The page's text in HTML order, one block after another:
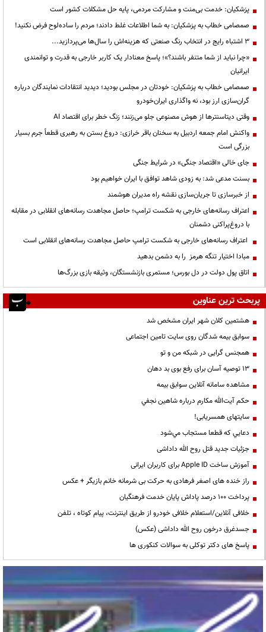
پزشکیان: خدمت بی‌منت و مشارکت مردمی، پایه حل مشکلات کشور است
صمصامی خطاب به پزشکیان: به شما اطلاعات غلط دادند؛ مردم را ساده‌لوح فرض نکنید!
3 اشتباه رایج در انتخاب رنگ صنعتی که هزینه‌اش را سال‌ها می‌پردازید...
«چرا نباید از شما متنفر باشند؟»؛ پاسخ معنادار یک کاربر خارجی به قدرت و توانمندی
ایرانیان
صمصامی خطاب به پزشکیان: خودتان در مجلس بودید؛ دیدید انتقادات نمایندگان درباره
گران‌سازی ارز بود، نه واگذاری ایران‌خودرو
وقتی دیتاسنترها از هوش مصنوعی جلو می‌زنند؛ زنگ خطر برای اقتصاد AI
واکنش امام جمعه اردبیل به سخنان باقر خرازی: دروغ بستن به رهبری قطعاً جرم بسیار
بزرگی است
جای خالی «اقتصاد جنگی» در شرایط جنگی
بسنت مدعی شد: به زودی شاهد توافق با ایران خواهیم بود
از خبرسازی تا جریان‌سازی نقشه راه مدیران هوشمند
اعتراف رسانه‌های خارجی به شکست ترامپ؛ حاصل مجاهدت رسانه‌های انقلابی در مقابله
با دروغ‌پراکنی دشمنان
اعتراف رسانه‌های خارجی به شکست ترامپ حاصل مجاهدت رسانه‌های انقلابی است
مبادا اختیار تنگه هرمز را به دشمن بدهید
اتاق پول دولت در دل بورس؛ مستمری بازنشستگان، وثیقه بازی بزرگ‌ها
پربحث ترین عناوین
هشتمین کلان شهر ایران مشخص شد
سوابق بیمه شدگان روی سایت تامین اجتماعی
همجنس گرایی در شبکه من و تو
13 توصیه آسان برای رفع بوی بد دهان
مشاهده سامانه آنلاين سوابق بیمه
حكم آيت‌الله مكارم درباره شاهين نجفي
سایتهای همسریابی!
دعايي كه قطعا مستجاب مي‌شود
جزئیات جدید قتل روح الله داداشی
آموزش ساخت Apple ID برای کاربران ایرانی
راز خنده های اصغر فرهادی به حرکت بی شرمانه خانم بازیگر + عکس
پرداخت ۱۰۰ درصد پاداش پایان خدمت فرهنگیان
خلافی آنلاین/استعلام خلافی خودرو از طریق اینترنت، پیام کوتاه ، تلفن
جسدغرق درخون روح الله داداشی (عکس)
پاسخ های دکتر توکلی به سوالات کنکوری ها